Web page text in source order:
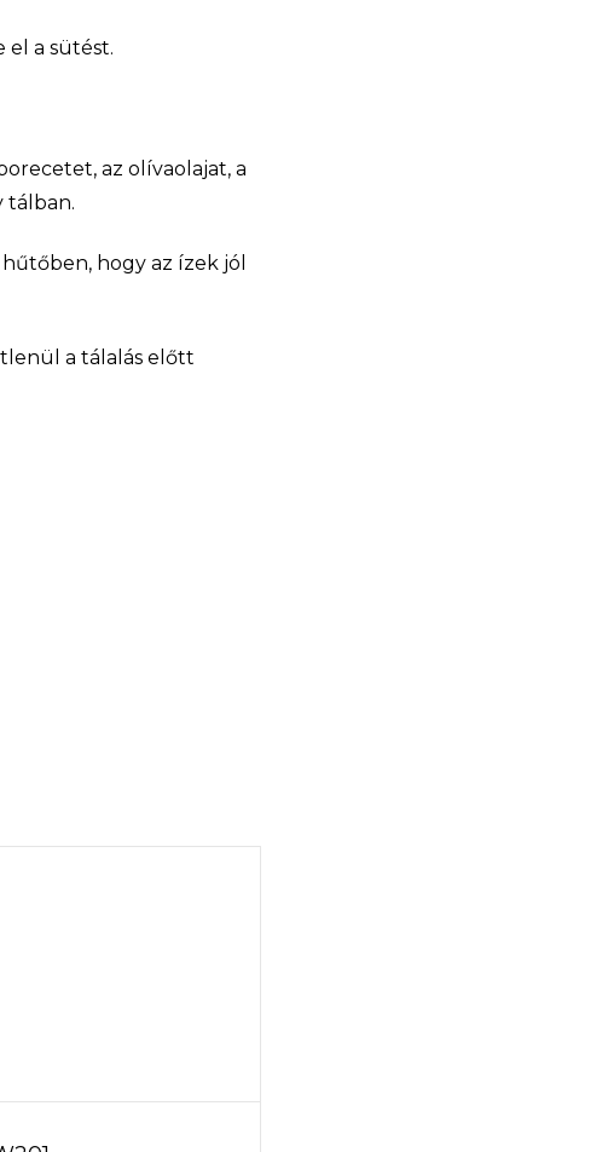
el a sütést.
az olívaolajat, a
tálban.
hogy az ízek jól
a tálalás előtt